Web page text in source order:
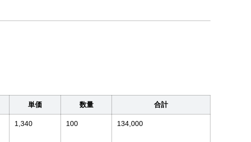
単価 数量 合計
1,340 100 134,000